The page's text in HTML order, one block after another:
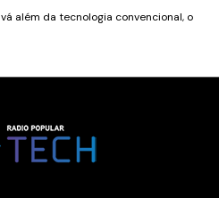
além da tecnologia convencional, o